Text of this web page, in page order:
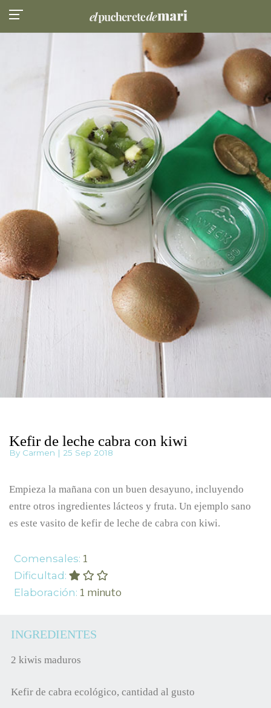
Kefir de leche cabra con kiwi
By Carmen | 25 Sep 2018
Empieza la mañana con un buen desayuno, incluyendo
entre otros ingredientes lácteos y fruta. Un ejemplo sano
es este vasito de kefir de leche de cabra con kiwi.
Comensales: 1
Dificultad:
Elaboración: 1 minuto
INGREDIENTES
2 kiwis maduros
Kefir de cabra ecológico, cantidad al gusto